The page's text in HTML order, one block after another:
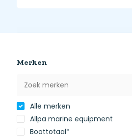
Merken
Alle merken
Allpa marine equipment
Boottotaal*